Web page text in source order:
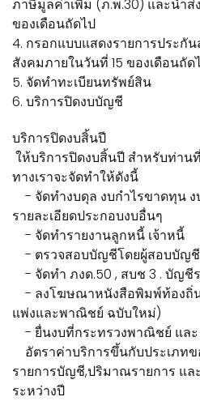
ภาษีมูลค่าเพิ่ม (ภ.พ.30) และนำส่
ของเดือนถัดไป
4. กรอกแบบแสดงรายการประกั
สังคมภายในวันที่ 15 ของเดือนถัด
5. จัดทำทะเบียนทรัพย์สิน
6. บริการปิดงบบัญชี
บริการปิดงบสิ้นปี
ให้บริการปิดงบสิ้นปี สำหรับท่าน
ทางเราจะจัดทำให้ดังนี้
- จัดทำงบดุล งบกำไรขาดทุน
รายละเอียดประกอบงบอื่นๆ
- จัดทำรายงานลูกหนี้ เจ้าหนี้
- ตรวจสอบบัญชีโดยผู้สอบบัญ
- จัดทำ ภงด.50 , สบช 3 . บัญชี
- ลงโฆษณาหนังสือพิมพ์ท้องถิ่
แพ่งและพาณิชย์ ฉบับใหม่)
- ยื่นงบที่กระทรวงพาณิชย์ และ
อัตราค่าบริการขึ้นกับประเภท
รายการบัญชี,ปริมาณรายการ แล
ระหว่างปี